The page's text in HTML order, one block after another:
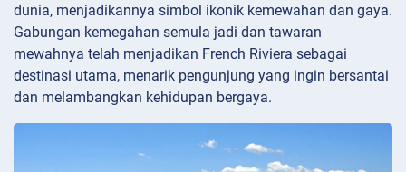
dunia, menjadikannya simbol ikonik kemewahan dan gaya.
Gabungan kemegahan semula jadi dan tawaran
mewahnya telah menjadikan French Riviera sebagai
destinasi utama, menarik pengunjung yang ingin bersantai
dan melambangkan kehidupan bergaya.